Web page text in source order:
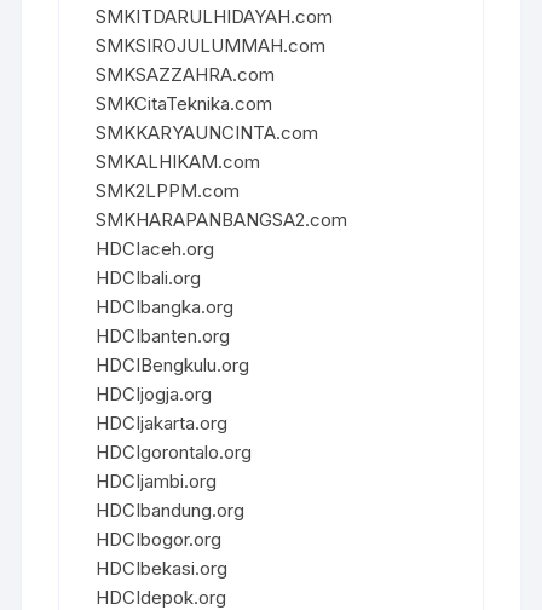
SMKITDARULHIDAYAH.com
SMKSIROJULUMMAH.com
SMKSAZZAHRA.com
SMKCitaTeknika.com
SMKKARYAUNCINTA.com
SMKALHIKAM.com
SMK2LPPM.com
SMKHARAPANBANGSA2.com
HDCIaceh.org
HDCIbali.org
HDCIbangka.org
HDCIbanten.org
HDCIBengkulu.org
HDCIjogja.org
HDCIjakarta.org
HDCIgorontalo.org
HDCIjambi.org
HDCIbandung.org
HDCIbogor.org
HDCIbekasi.org
HDCIdepok.org